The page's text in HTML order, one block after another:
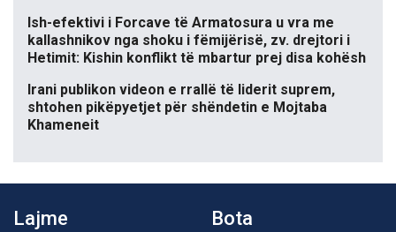
Ish-efektivi i Forcave të Armatosura u vra me
kallashnikov nga shoku i fëmijërisë, zv. drejtori i
Hetimit: Kishin konflikt të mbartur prej disa kohësh
Irani publikon videon e rrallë të liderit suprem,
shtohen pikëpyetjet për shëndetin e Mojtaba
Khameneit
Lajme Bota